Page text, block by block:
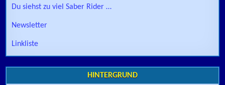
Du siehst zu viel Saber Rider …
Newsletter
Linkliste
HINTERGRUND